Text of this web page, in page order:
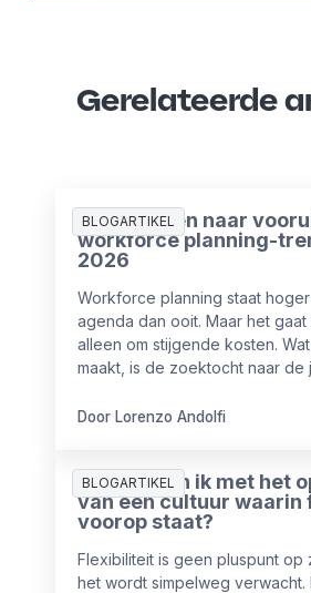
Gerelateerde
BLOGARTIKEL
Van plannen naar
workforce planning-
2026
Workforce planning staat
agenda dan ooit. Maar het
alleen om stijgende kosten.
maakt, is de zoektocht naar de
Door Lorenzo Andolfi
BLOGARTIKEL
Waar begin ik met het
van een cultuur
voorop staat?
Flexibiliteit is geen pluspunt op
het wordt simpelweg verwacht.